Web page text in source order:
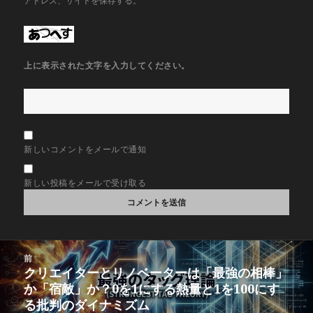
上に表示された文字を入力してください。
新しいコメントをメールで通知
新しい投稿をメールで受け取る
投
稿
ナ
ビ
前
前
の
投
クリエイターとリノベーターは「最強の相棒」
か「宿敵」か？0を1にする熱量と1を100にす
る批判のダイナミズム